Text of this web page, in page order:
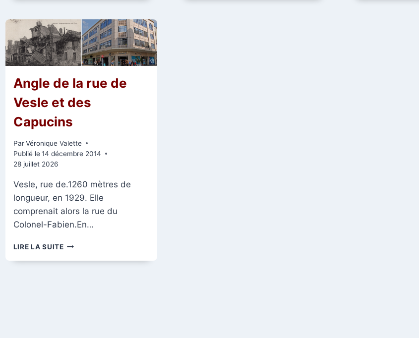
RUE
DES
CAPUCINS
ET
N°
RUE
DES
CARMÉLITES
Angle de la rue de
Vesle et des
Capucins
Par Véronique Valette
Publié le 14 décembre 2014
28 juillet 2026
Vesle, rue de.1260 mètres de
longueur, en 1929. Elle
comprenait alors la rue du
Colonel-Fabien.En…
LIRE LA SUITEANGLE